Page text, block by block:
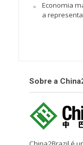
Economia
a
Sobre a